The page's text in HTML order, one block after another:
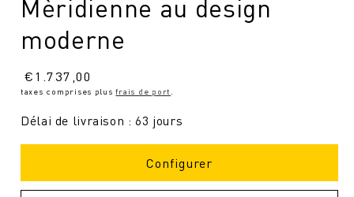
Mèridienne au design
moderne
Prix
normal
€1.737,00
taxes comprises plusfrais de port
Délai de livraison : 63 jours
Configurer